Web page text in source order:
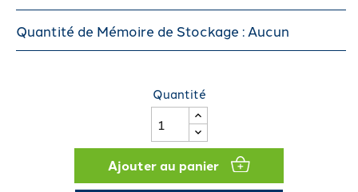
Quantité de Mémoire de Stockage : Aucun
Quantité
Ajouter au panier